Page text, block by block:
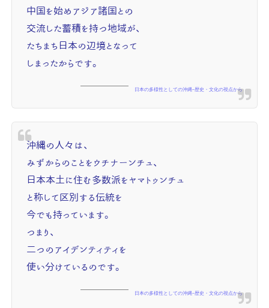
中国を始めアジア諸国との
交流した蓄積を持つ地域が、
たちまち日本の辺境となって
しまったからです。
日本の多様性としての沖縄--歴史・文化の視点から
沖縄の人々は、
みずからのことをウチナーンチュ、
日本本土に住む多数派をヤマトゥンチュ
と称して区別する伝統を
今でも持っています。
つまり、
二つのアイデンティティを
使い分けているのです。
日本の多様性としての沖縄--歴史・文化の視点から